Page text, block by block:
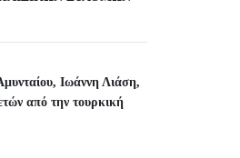
Ιωάννη Λιάση,
από την τουρκική